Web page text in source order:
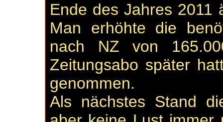
Ende des Jahres 2011
Man erhöhte die
nach NZ von
Zeitungsabo später
genommen.
Als nächstes Stand